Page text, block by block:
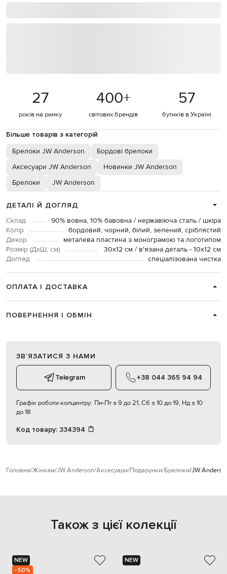
27
років на ринку
400+
світових брендів
57
бутиків в Україні
Більше товарів з категорій
Брелоки JW Anderson
Бордові брелоки
Аксесуари JW Anderson
Новинки JW Anderson
Брелоки
JW Anderson
ДЕТАЛІ Й ДОГЛЯД
Склад
90% вовна, 10% бавовна / нержавіюча сталь / шкіра
Колір
бордовий, чорний, білий, зелений, сріблястий
Декор
металева пластина з монограмою та логотипом
Розмір (ДхШ, см)
30х12 см / в'язана деталь - 10х12 см
Догляд
спеціалізована чистка
ОПЛАТА І ДОСТАВКА
ПОВЕРНЕННЯ І ОБМІН
ЗВʼЯЗАТИСЯ З НАМИ
Telegram +38 044 365 94 94
Графік роботи колцентру: Пн-Пт з 9 до 21, Сб з 10 до 19, Нд з 10
до 18
Код товару: 334394
Головна Жінкам JW Anderson Аксесуари Подарунки Брелоки JW
Також з цієї колекції
NEW
- 50%
NEW